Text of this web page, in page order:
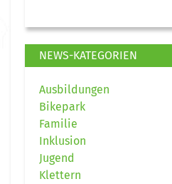
NEWS-KATEGORIEN
Ausbildungen
Bikepark
Familie
Inklusion
Jugend
Klettern